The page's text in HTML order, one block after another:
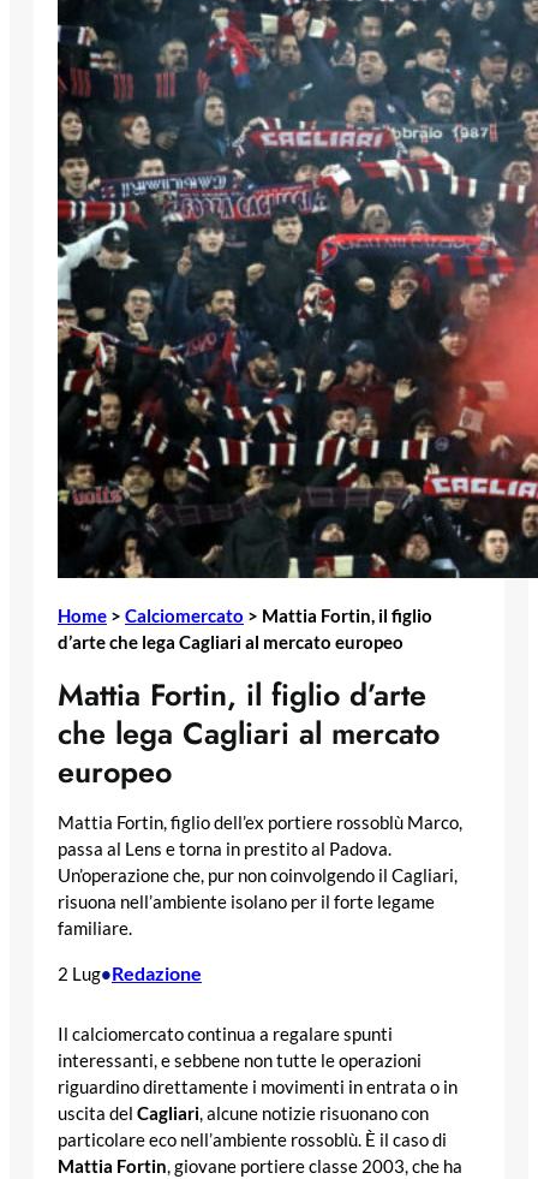
Home > Calciomercato > Mattia Fortin, il figlio
d’arte che lega Cagliari al mercato europeo
Mattia Fortin, il figlio d’arte
che lega Cagliari al mercato
europeo
Mattia Fortin, figlio dell’ex portiere rossoblù Marco,
passa al Lens e torna in prestito al Padova.
Un’operazione che, pur non coinvolgendo il Cagliari,
risuona nell’ambiente isolano per il forte legame
familiare.
2 Lug•Redazione
Il calciomercato continua a regalare spunti
interessanti, e sebbene non tutte le operazioni
riguardino direttamente i movimenti in entrata o in
uscita del Cagliari, alcune notizie risuonano con
particolare eco nell’ambiente rossoblù. È il caso di
Mattia Fortin, giovane portiere classe 2003, che ha